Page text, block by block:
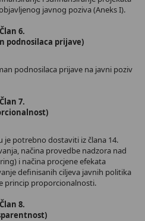
javnog poziva (Aneks I).
Član 6.
podnosilaca prijave)
podnosilaca prijave na javni poziv
Član 7.
potrebno dostaviti iz člana 14.
načina provedbe nadzora nad
i načina procjene efekata
definisanih ciljeva javnih politika
princip proporcionalnosti.
Član 8.